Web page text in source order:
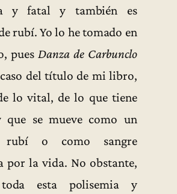
y fatal y también es
rubí. Yo lo he tomado en
puesDanza de Carbunclo
del título de mi libro,
lo vital, de lo que tiene
que se mueve como un
rubí o como sangre
por la vida. No obstante,
esta polisemia y